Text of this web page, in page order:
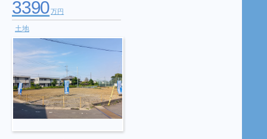
3390万円
土地